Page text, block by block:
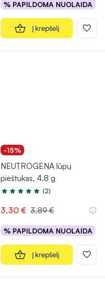
% PAPILDOMA NUOLAIDA
Į krepšelį
-15%
NEUTROGENA lūpų
pieštukas, 4,8 g
Įvertinimas 5.0 iš 5
(2)
3,30 € 3,89 €
% PAPILDOMA NUOLAIDA
Į krepšelį